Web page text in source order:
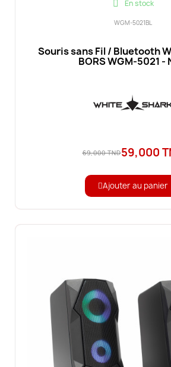
En stock
WGM-5021BL
Souris sans Fil / Bluetooth
BORS WGM-5021 -
69,000 TND59,000
Ajouter au panier